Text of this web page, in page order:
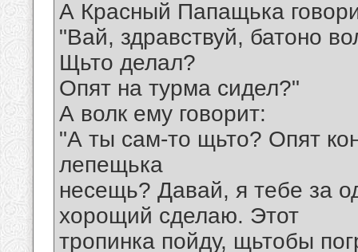
А Красный Папащька
"Вай, здравствуй, батоно
Щьто делал?
Опят на турма сидел?"
А волк ему говорит:
"А ты сам-то щьто? Опят
лепещька
несещь? Давай, я тебе за
хорощий сделаю. Этот
тропинка пойду, щьтобы